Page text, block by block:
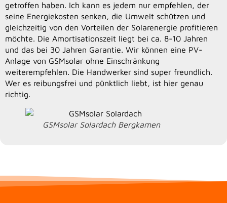
getroffen haben. Ich kann es jedem nur empfehlen, der
seine Energiekosten senken, die Umwelt schützen und
gleichzeitig von den Vorteilen der Solarenergie profitieren
möchte. Die Amortisationszeit liegt bei ca. 8-10 Jahren
und das bei 30 Jahren Garantie. Wir können eine PV-
Anlage von GSMsolar ohne Einschränkung
weiterempfehlen. Die Handwerker sind super freundlich.
Wer es reibungsfrei und pünktlich liebt, ist hier genau
richtig.
GSMsolar Solardach Bergkamen